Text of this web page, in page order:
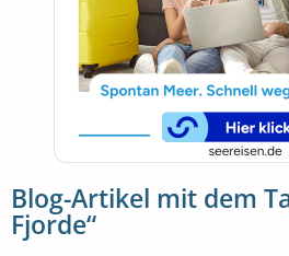
Blog-Artikel mit dem
Fjorde“